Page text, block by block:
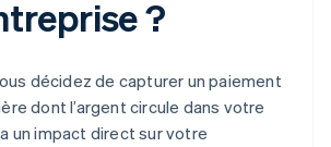
?
décidez de capturer un paiement
dont l’argent circule dans votre
un impact direct sur votre